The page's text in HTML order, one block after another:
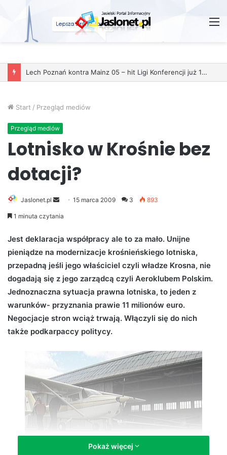
Lech Poznań kontra Mainz 05 – hit Ligi Konferencji już 11 grudnia
Start / Przegląd mediów
Przegląd mediów
Lotnisko w Krośnie bez
dotacji?
Jaslonet.pl
e
d
a
n
m
i
l
15 marca 2009 3 893
1 minuta czytania
Jest deklaracja współpracy ale to za mało. Unijne
pieniądze na modernizacje krośnieńskiego lotniska,
przepadną jeśli jego właściciel czyli władze Krosna, nie
dogadają się z jego zarządcą czyli Aeroklubem Polskim.
Jednoznaczna sytuacja prawna lotniska, to jeden z
warunków- przyznania prawie 11 milionów euro.
Negocjacje stron wciąż trwają. Włączyli się do nich
także podkarpaccy politycy.
Pokaż więcej